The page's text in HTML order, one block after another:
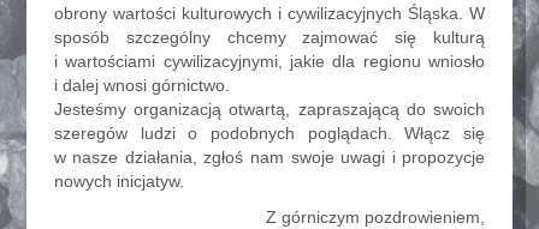
obrony wartości kulturowych i cywilizacyjnych Śląska. W
sposób szczególny chcemy zajmować się kulturą
i wartościami cywilizacyjnymi, jakie dla regionu wniosło
i dalej wnosi górnictwo.
Jesteśmy organizacją otwartą, zapraszającą do swoich
szeregów ludzi o podobnych poglądach. Włącz się
w nasze działania, zgłoś nam swoje uwagi i propozycje
nowych inicjatyw.
Z górniczym pozdrowieniem,